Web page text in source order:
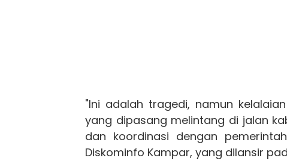
"Ini adalah tragedi, namun
yang dipasang melintang di jalan
dan koordinasi dengan
Diskominfo Kampar, yang dilansir